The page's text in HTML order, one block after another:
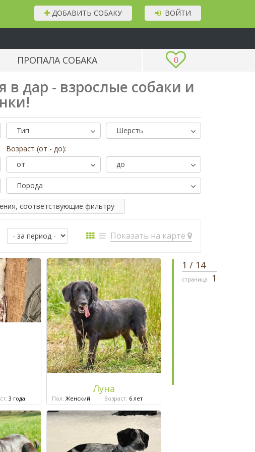
ВОЙТИ
ДОБАВИТЬ СОБАКУ
0
ПРОПАЛА СОБАКА
в дар - взрослые собаки и
Тип
Шерсть
Возраст (от - до):
от
до
Порода
соответствующие фильтру
Показать на карте
3 года
Луна
Пол: Женский Возраст: 6 лет
1 / 14
страница 1